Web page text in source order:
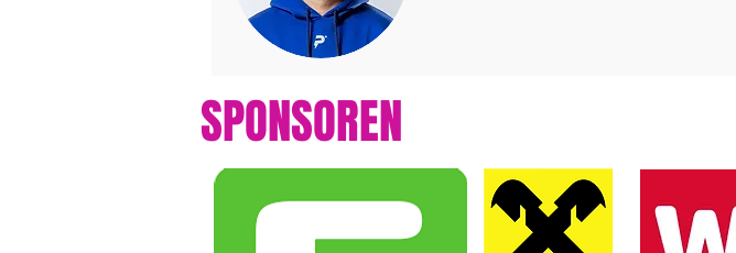
SPONSOREN